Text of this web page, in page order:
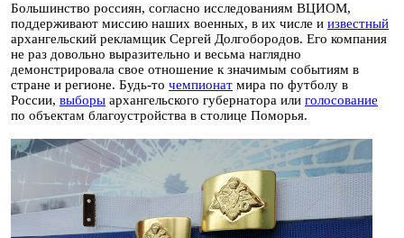
Большинство россиян, согласно исследованиям ВЦИОМ,
поддерживают миссию наших военных, в их числе и известный
архангельский рекламщик Сергей Долгобородов. Его компания
не раз довольно выразительно и весьма наглядно
демонстрировала свое отношение к значимым событиям в
стране и регионе. Будь-то чемпионат мира по футболу в
России, выборы архангельского губернатора или голосование
по объектам благоустройства в столице Поморья.